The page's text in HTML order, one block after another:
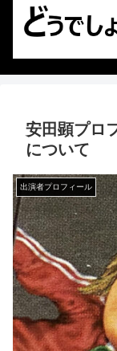
安田顕プロ
について
出演者プロフィール